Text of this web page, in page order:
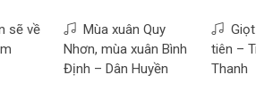
sẽ về
Mùa xuân Quy
Nhơn, mùa xuân Bình
Định – Dân Huyền
tiên –
Thanh